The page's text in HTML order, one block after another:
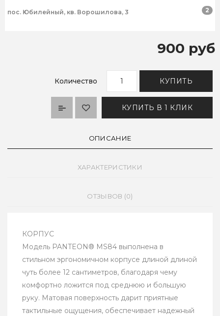
пос. Юбилейный, кв. Ворошилова, 3 2
900 руб
Количество КУПИТЬ
КУПИТЬ В 1 КЛИК
ОПИСАНИЕ
ХАРАКТЕРИСТИКИ
ОТЗЫВОВ (0)
КОРПУС
Модель PANTEON® MS84 выполнена в
стильном эргономичном корпусе длиной длиной
чуть более 12 сантиметров, благодаря чему
комфортно ложится под среднюю и большую
руку. Матовая поверхность дарит приятные
тактильные ощущения, обеспечивает надежный